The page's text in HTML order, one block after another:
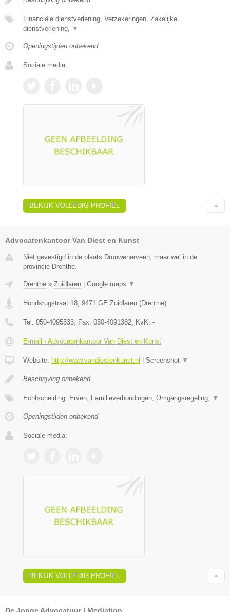
Financiële dienstverlening, Verzekeringen, Zakelijke
dienstverlening, ▼
Openingstijden onbekend
Sociale media:
BEKIJK VOLLEDIG PROFIEL
Advocatenkantoor Van Diest en Kunst
Niet gevestigd in de plaats Drouwenerveen, maar wel in de
provincie Drenthe.
Drenthe » Zuidlaren Google maps ▼
Hondsrugstraat 18, 9471 GE Zuidlaren (Drenthe)
Tel: 050-4095533, Fax: 050-4091382, KvK: -
E-mail › Advocatenkantoor Van Diest en Kunst
Website: http://www.vandiestenkunst.nl Screenshot ▼
Beschrijving onbekend
Echtscheiding, Erven, Familieverhoudingen, Omgangsregeling, ▼
Openingstijden onbekend
Sociale media:
BEKIJK VOLLEDIG PROFIEL
De Jonge Advocatuur | Mediation